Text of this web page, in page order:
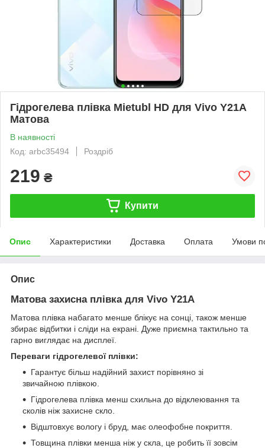
Гідрогелева плівка Mietubl HD для Vivo Y21A
Матова
В наявності
Код: arbc35494
Роздріб
219 ₴
Купити
Опис Характеристики Доставка Оплата Умови
Опис
Матова захисна плівка для Vivo Y21A
Матова плівка набагато менше блікує на сонці, також менше
збирає відбитки і сліди на екрані. Дуже приємна тактильно та
гарно виглядає на дисплеї.
Переваги гідрогелевої плівки:
Гарантує більш надійний захист порівняно зі
звичайною плівкою.
Гідрогелева плівка менш схильна до відклеювання та
сколів ніж захисне скло.
Відштовхує вологу і бруд, має олеофобне покриття.
Товщина плівки менша ніж у скла, це робить її зовсім